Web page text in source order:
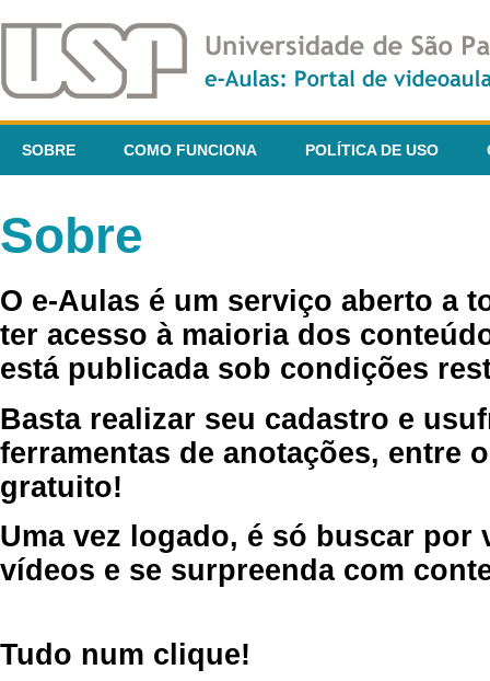
SOBRE COMO FUNCIONA POLÍTICA DE USO
Sobre
O e-Aulas é um serviço aberto a
ter acesso à maioria dos
está publicada sob condições
Basta realizar seu cadastro e
ferramentas de anotações, entre
gratuito!
Uma vez logado, é só buscar por
vídeos e se surpreenda com
Tudo num clique!